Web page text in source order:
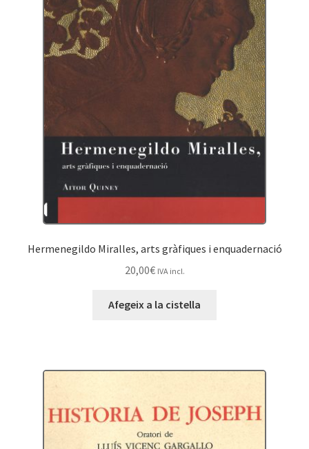
Hermenegildo Miralles, arts gràfiques i enquadernació
20,00€ IVA incl.
Afegeix a la cistella